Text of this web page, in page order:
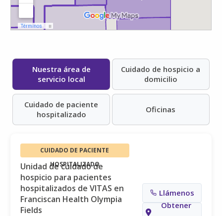
Nuestra área de
servicio local
Cuidado de hospicio a
domicilio
Cuidado de paciente
hospitalizado
Oficinas
CUIDADO DE PACIENTE
HOSPITALIZADO
Unidad de cuidado de
hospicio para pacientes
hospitalizados de VITAS en
Franciscan Health Olympia
Fields
Llámenos
Obtener